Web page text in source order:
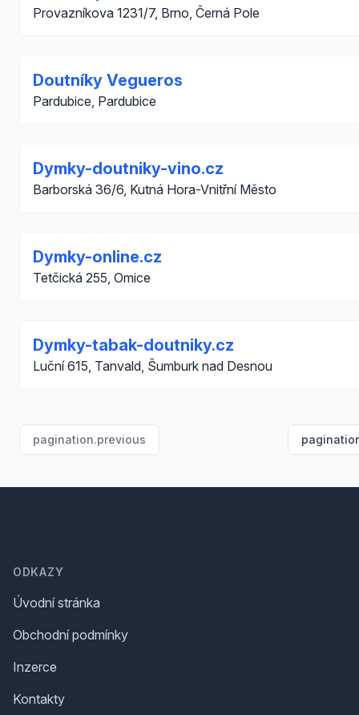
Provazníkova 1231/7, Brno, Černá Pole
Doutníky Vegueros
Pardubice, Pardubice
Dymky-doutniky-vino.cz
Barborská 36/6, Kutná Hora-Vnitřní Město
Dymky-online.cz
Tetčická 255, Omice
Dymky-tabak-doutniky.cz
Luční 615, Tanvald, Šumburk nad Desnou
pagination.previous
ODKAZY
Úvodní stránka
Obchodní podmínky
Inzerce
Kontakty